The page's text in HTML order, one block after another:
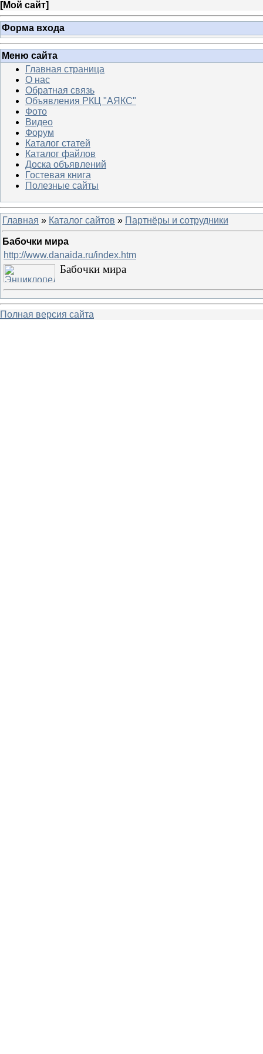
[Мой сайт]
Форма входа
Меню сайта
Главная страница
О нас
Обратная связь
Объявления РКЦ "АЯКС"
Фото
Видео
Форум
Каталог статей
Каталог файлов
Доска объявлений
Гостевая книга
Полезные сайты
Главная » Каталог сайтов » Партнёры и сотрудники
Бабочки мира
http://www.danaida.ru/index.htm
Бабочки мира
Полная версия сайта